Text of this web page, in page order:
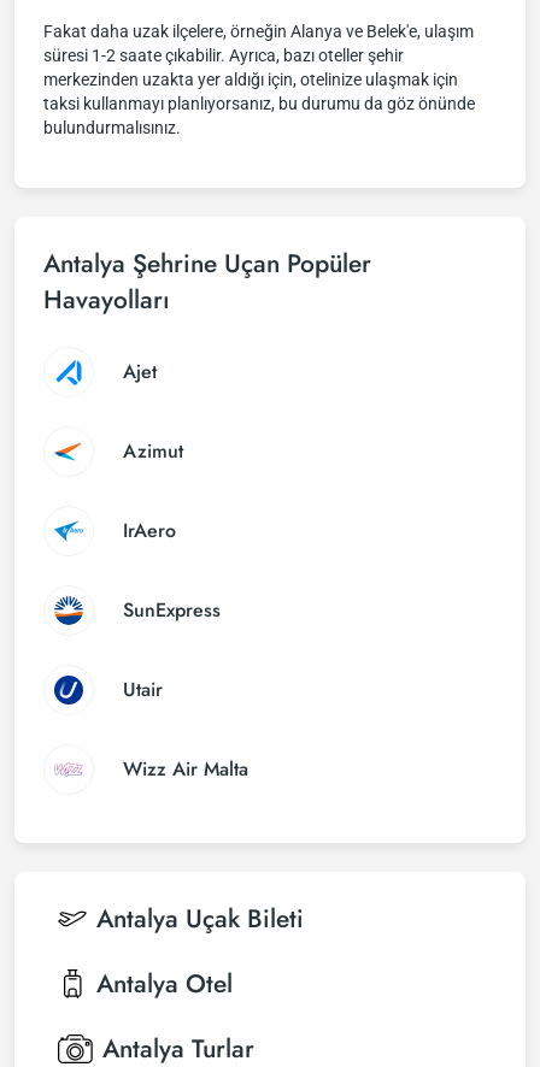
Fakat daha uzak ilçelere, örneğin Alanya ve Belek'e, ulaşım
süresi 1-2 saate çıkabilir. Ayrıca, bazı oteller şehir
merkezinden uzakta yer aldığı için, otelinize ulaşmak için
taksi kullanmayı planlıyorsanız, bu durumu da göz önünde
bulundurmalısınız.
Antalya Şehrine Uçan Popüler
Havayolları
Ajet
Azimut
IrAero
SunExpress
Utair
Wizz Air Malta
Antalya Uçak Bileti
Antalya Otel
Antalya Turlar